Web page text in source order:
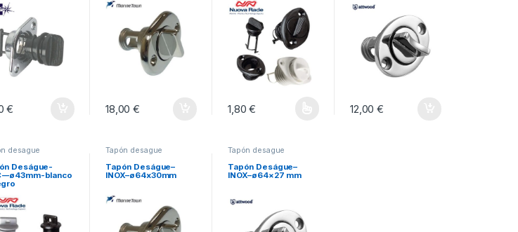
€ 18,00€ 1,80€
Este producto tiene múltiples variantes. Las opciones se pueden
12,00€
desague
Deságue-
–ø43mm-blanco
Tapón desague
Tapón Deságue–
INOX–ø64x30mm
Tapón desague
Tapón Deságue–
INOX–ø64×27 mm